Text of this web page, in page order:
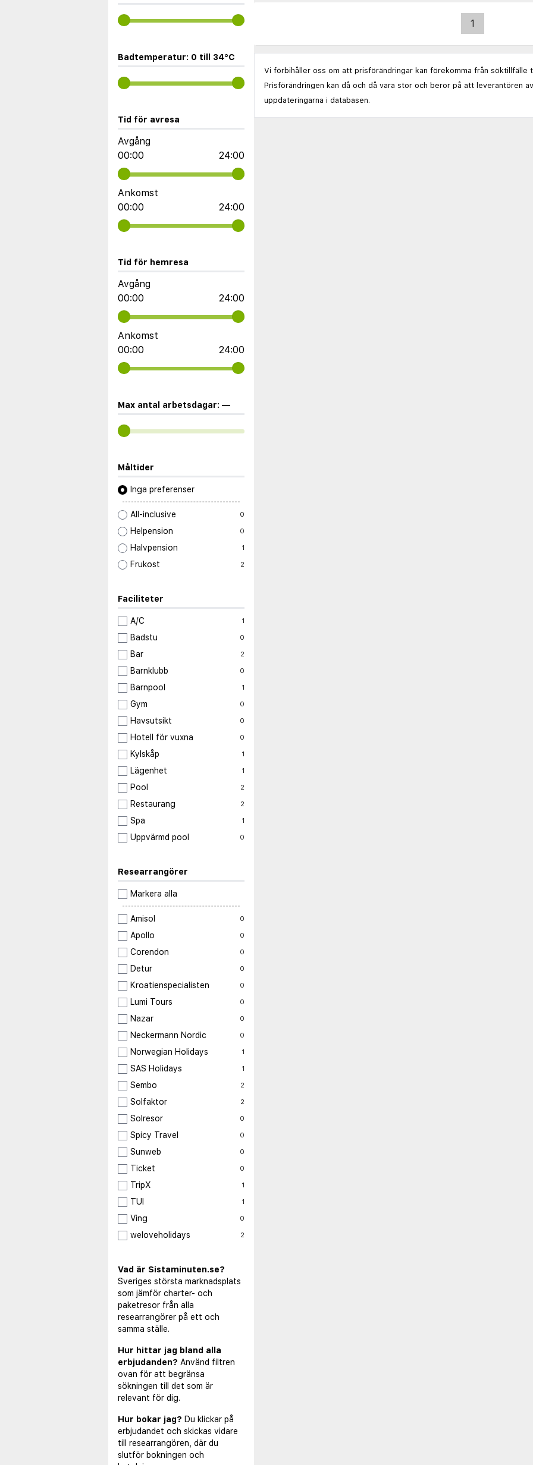
Badtemperatur: 0 till 34°C
Tid för avresa
Avgång
00:00
24:00
Ankomst
00:00
24:00
Tid för hemresa
Avgång
00:00
24:00
Ankomst
00:00
24:00
Max antal arbetsdagar: —
Måltider
Inga preferenser
All-inclusive 0
Helpension 0
Halvpension 1
Frukost 2
Faciliteter
A/C 1
Badstu 0
Bar 2
Barnklubb 0
Barnpool 1
Gym 0
Havsutsikt 0
Hotell för vuxna 0
Kylskåp 1
Lägenhet 1
Pool 2
Restaurang 2
Spa 1
Uppvärmd pool 0
Researrangörer
Markera alla
Amisol 0
Apollo 0
Corendon 0
Detur 0
Kroatienspecialisten 0
Lumi Tours 0
Nazar 0
Neckermann Nordic 0
Norwegian Holidays 1
SAS Holidays 1
Sembo 2
Solfaktor 2
Solresor 0
Spicy Travel 0
Sunweb 0
Ticket 0
TripX 1
TUI 1
Ving 0
weloveholidays 2
Vad är Sistaminuten.se?
Sveriges största marknadsplats
som jämför charter- och
paketresor från alla
researrangörer på ett och
samma ställe.
Hur hittar jag bland alla
erbjudanden? Använd filtren
ovan för att begränsa
sökningen till det som är
relevant för dig.
Hur bokar jag? Du klickar på
erbjudandet och skickas vidare
till researrangören, där du
slutför bokningen och
1
Vi förbihåller oss om att prisförändringar kan förekomma från söktillfälle
Prisförändringen kan då och då vara stor och beror på att leverantören
uppdateringarna i databasen.